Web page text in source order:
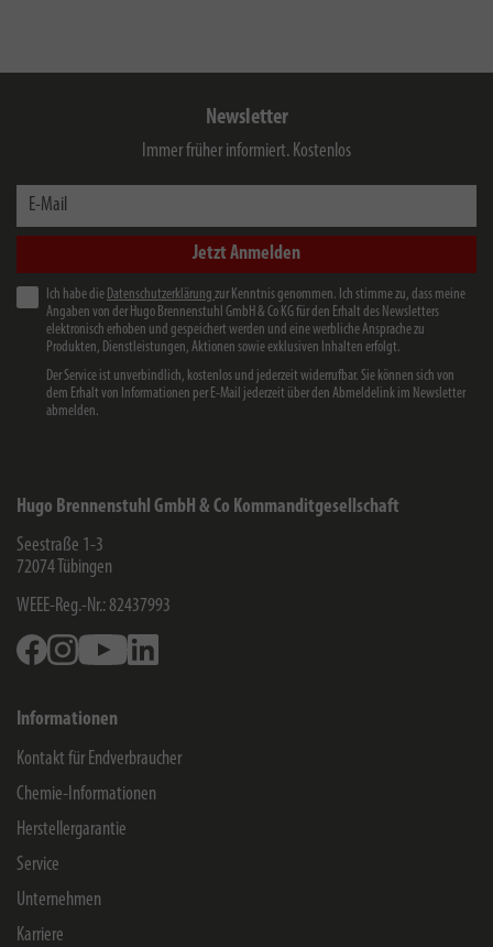
Newsletter
Immer früher informiert. Kostenlos
E-Mail
Jetzt Anmelden
Ich habe die Datenschutzerklärung zur Kenntnis genommen. Ich stimme zu, dass meine
Angaben von der Hugo Brennenstuhl GmbH & Co KG für den Erhalt des Newsletters
elektronisch erhoben und gespeichert werden und eine werbliche Ansprache zu
Produkten, Dienstleistungen, Aktionen sowie exklusiven Inhalten erfolgt.
Der Service ist unverbindlich, kostenlos und jederzeit widerrufbar. Sie können sich von
dem Erhalt von Informationen per E-Mail jederzeit über den Abmeldelink im Newsletter
abmelden.
Hugo Brennenstuhl GmbH & Co Kommanditgesellschaft
Seestraße 1-3
72074 Tübingen
WEEE-Reg.-Nr.: 82437993
FacebookInstagramYoutube
Informationen
Kontakt für Endverbraucher
Chemie-Informationen
Herstellergarantie
Service
Unternehmen
Karriere